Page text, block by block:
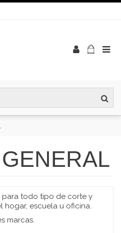
para todo tipo de corte y
hogar, escuela u oficina.
marcas.